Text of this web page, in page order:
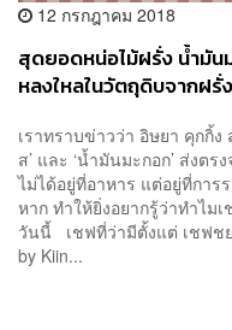
12 กรกฎาคม 2018
สุดยอดหน่อไม้ฝรั่ง น้ำมัน
หลงใหลในวัตถุดิบจากฝรั่
เราทราบข่าวว่า อิษยา คุกกิ้ง
ส’ และ ‘น้ำมันมะกอก’ ส่งต
ไม่ได้อยู่ที่อาหาร แต่อยู่ที่การ
หาก ทำให้ยิ่งอยากรู้ว่าทำไม
วันนี้ เชฟที่ว่ามีตั้งแต่ เชฟช
by Kiin...